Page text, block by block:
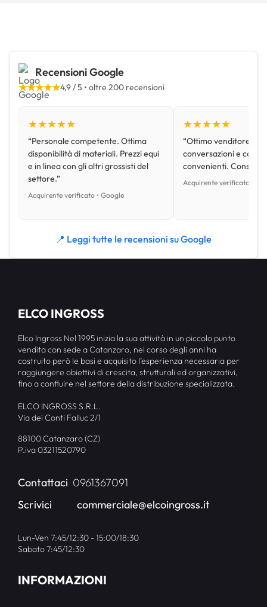
Recensioni Google
★★★★★4,9 / 5 • oltre 200 recensioni
★★★★★
“Personale competente. Ottima
disponibilità di materiali. Prezzi equi
e in linea con gli altri grossisti del
settore.”
Acquirente verificato • Google
★★★★★
“Ottimo venditore,
conversazioni e con
convenienti.
Acquirente verificato •
📍 Leggi tutte le recensioni su Google
ELCO INGROSS
Elco Ingross Nel 1995 inizia la sua attività in un piccolo punto
vendita con sede a Catanzaro, nel corso degli anni ha
costruito però le basi e acquisito l’esperienza necessaria per
raggiungere obiettivi di crescita, strutturali ed organizzativi,
fino a confluire nel settore della distribuzione specializzata.
ELCO INGROSS S.R.L.
Via dei Conti Falluc 2/1
88100 Catanzaro (CZ)
P.iva 03211520790
Contattaci 0961367091
Scrivici
commerciale@elcoingross.it
Lun-Ven 7:45/12:30 - 15:00/18:30
Sabato 7:45/12:30
INFORMAZIONI